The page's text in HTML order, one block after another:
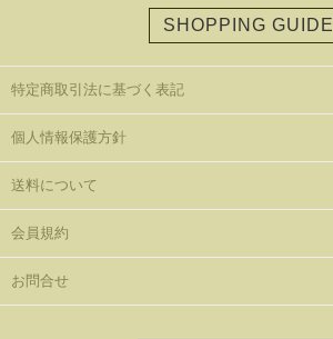
SHOPPING GUIDE
特定商取引法に基づく表記
個人情報保護方針
送料について
会員規約
お問合せ